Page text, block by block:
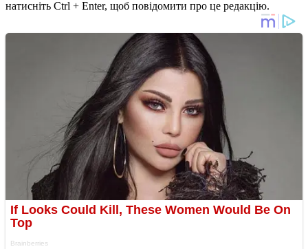
натисніть Ctrl + Enter, щоб повідомити про це редакцію.